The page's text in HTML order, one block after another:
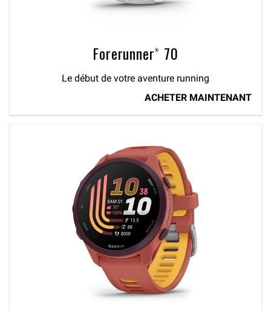
Forerunner® 70
Le début de votre aventure running
ACHETER MAINTENANT